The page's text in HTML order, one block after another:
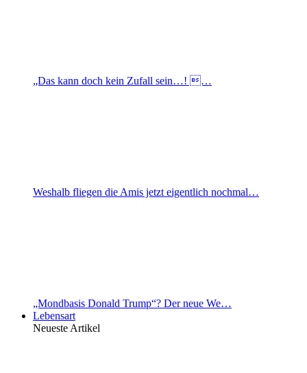
„Das kann doch kein Zufall sein…! …
Weshalb fliegen die Amis jetzt eigentlich nochmal…
„Mondbasis Donald Trump“? Der neue We…
Lebensart
Neueste Artikel